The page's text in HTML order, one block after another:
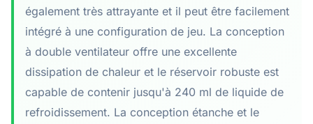
également très attrayante et il peut être facilement
intégré à une configuration de jeu. La conception
à double ventilateur offre une excellente
dissipation de chaleur et le réservoir robuste est
capable de contenir jusqu'à 240 ml de liquide de
refroidissement. La conception étanche et le